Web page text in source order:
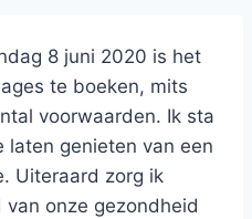
8 juni 2020 is het
te boeken, mits
voorwaarden. Ik sta
laten genieten van een
Uiteraard zorg ik
onze gezondheid